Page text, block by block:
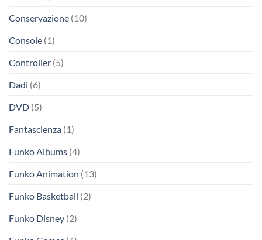
Conservazione (10)
Console (1)
Controller (5)
Dadi (6)
DVD (5)
Fantascienza (1)
Funko Albums (4)
Funko Animation (13)
Funko Basketball (2)
Funko Disney (2)